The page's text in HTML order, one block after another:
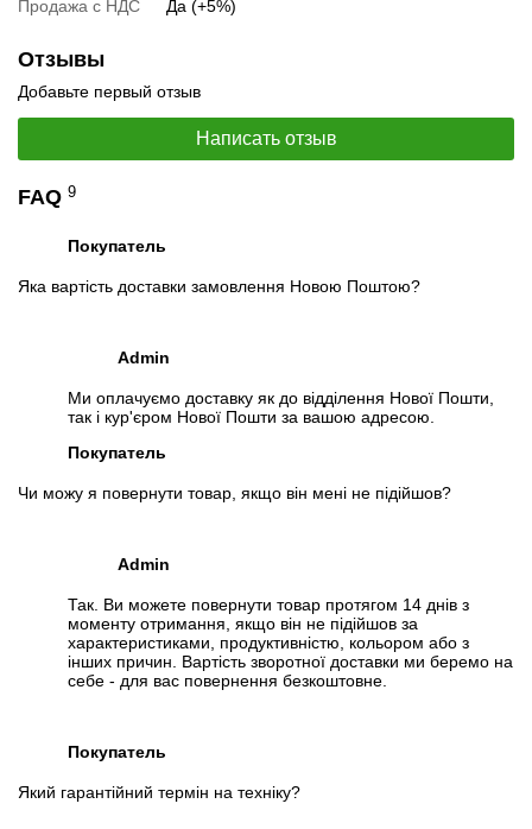
Отслеживать в Instagram
Продажа с НДС
Да (+5%)
Отзывы
Добавьте первый отзыв
Написать отзыв
FAQ 9
Покупатель
Яка вартість доставки замовлення Новою Поштою?
Admin
Ми оплачуємо доставку як до відділення Нової Пошти,
так і кур'єром Нової Пошти за вашою адресою.
Покупатель
Чи можу я повернути товар, якщо він мені не підійшов?
Admin
Так. Ви можете повернути товар протягом 14 днів з
моменту отримання, якщо він не підійшов за
характеристиками, продуктивністю, кольором або з
інших причин. Вартість зворотної доставки ми беремо на
себе - для вас повернення безкоштовне.
Покупатель
Який гарантійний термін на техніку?